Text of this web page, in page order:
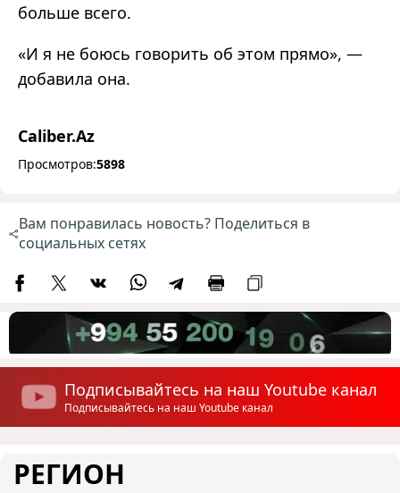
больше всего.
«И я не боюсь говорить об этом прямо», —
добавила она.
Caliber.Az
Просмотров:5898
Вам понравилась новость? Поделиться в
социальных сетях
Подписывайтесь на наш Youtube канал
Подписывайтесь на наш Youtube канал
РЕГИОН